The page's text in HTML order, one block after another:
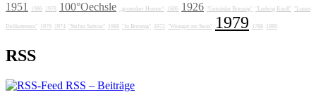
1951 1986 1978 100°Oechsle „grotesker Humor“ 1606 1926 "Getränke Breunig" "Ludwig Knoll" "Lunas
Delikatessen" 1976 1974 "Stefan Sattran" 1988 "Jo Breunig" 1972 "Weingut am Stein" 1979 1788 1989
RSS
RSS – Beiträge